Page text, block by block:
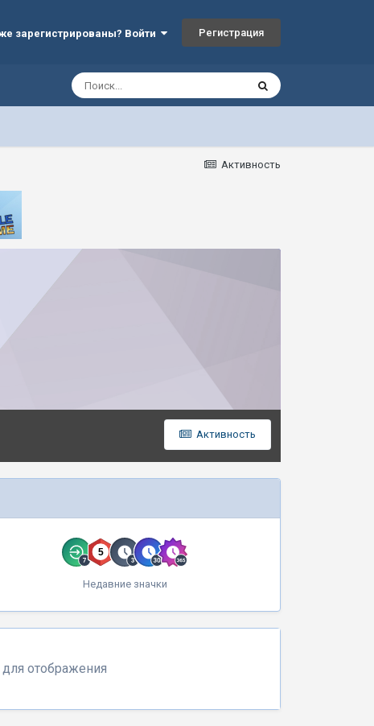
зарегистрированы? Войти Регистрация
Активность
Активность
Недавние значки
отображения